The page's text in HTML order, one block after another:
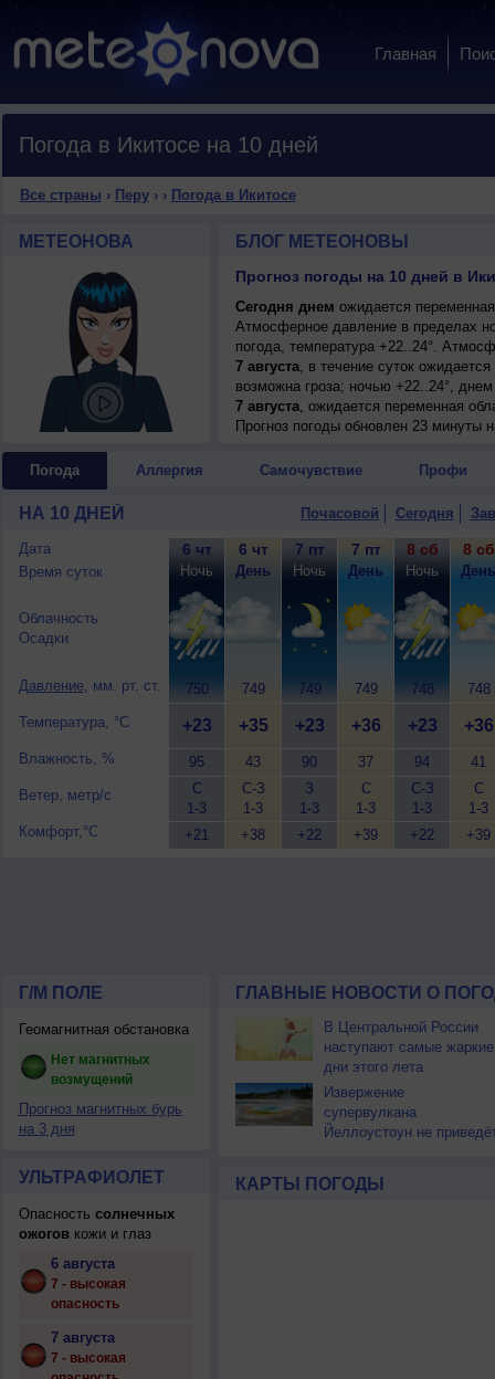
Главная
Погода в Икитосе на 10 дней
Все страны › Перу› › Погода в Икитосе
МЕТЕОНОВА БЛОГ МЕТЕОНОВЫ
Прогноз погоды на 10 дней в
Сегодня днем ожидается
Атмосферное давление в пределах
погода, температура +22..24°.
7 августа, в течение суток
возможна гроза; ночью +22..24°,
7 августа, ожидается переменная
гроза; ночью +22..24°, днем +35..37°,
возможна гроза; ночью +22..24°,
гроза; ночью +22..24°, днем +34..36°,
Прогноз погоды обновлен 23 минуты
Погода Аллергия Самочувствие Профи
НА 10 ДНЕЙ Почасовой Сегодня
Дата
Время суток
Облачность
Осадки
Давление, мм. рт. ст.
Температура, °C
Влажность, %
Ветер, метр/с
Комфорт,°C
6 чт
Ночь
750
+23
95
С
1-3
+21
6 чт
День
749
+35
43
С-З
1-3
+38
7 пт
Ночь
749
+23
90
З
1-3
+22
7 пт
День
749
+36
37
С
1-3
+39
8 сб
Ночь
748
+23
94
С-З
1-3
+22
8 сб
День
748
+36
41
С
1-3
+39
Г/М ПОЛЕ
Геомагнитная обстановка
Нет магнитных
возмущений
Прогноз магнитных бурь
на 3 дня
УЛЬТРАФИОЛЕТ
Опасность солнечных
ожоговкожи и глаз
6 августа
7 - высокая
опасность
7 августа
7 - высокая
ГЛАВНЫЕ НОВОСТИ О
В Центральной России
наступают самые жаркие
дни этого лета
Извержение
супервулкана
Йеллоустоун не
КАРТЫ ПОГОДЫ